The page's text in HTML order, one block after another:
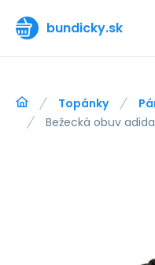
bundicky.sk
Topánky
Bežecká obuv